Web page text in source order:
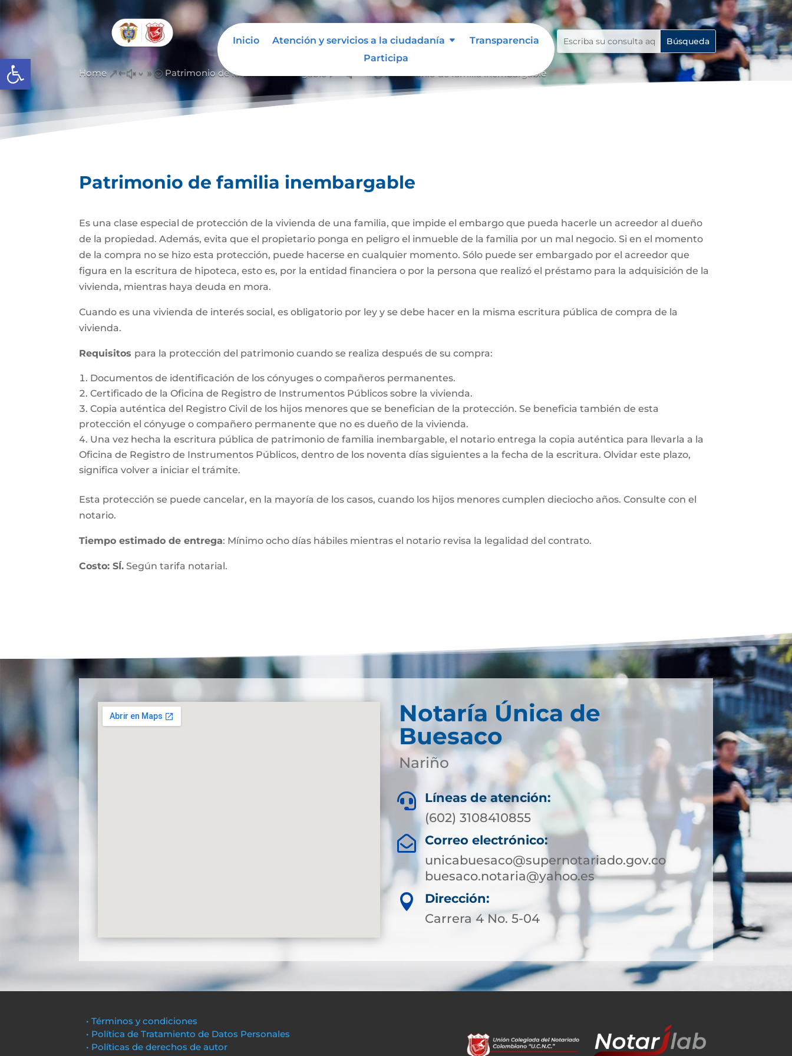
Abrir barra de herramientas
Inicio Atención y servicios a la ciudadanía
Transparencia
Participa
Home &#x39; Patrimonio de familia inembargable Patrimonio de familia inembargable
Patrimonio de familia inembargable
Es una clase especial de protección de la vivienda de una familia, que impide el embargo que pueda hacerle un acreedor al dueño
de la propiedad. Además, evita que el propietario ponga en peligro el inmueble de la familia por un mal negocio. Si en el momento
de la compra no se hizo esta protección, puede hacerse en cualquier momento. Sólo puede ser embargado por el acreedor que
figura en la escritura de hipoteca, esto es, por la entidad financiera o por la persona que realizó el préstamo para la adquisición de la
vivienda, mientras haya deuda en mora.
Cuando es una vivienda de interés social, es obligatorio por ley y se debe hacer en la misma escritura pública de compra de la
vivienda.
Requisitos para la protección del patrimonio cuando se realiza después de su compra:
Documentos de identificación de los cónyuges o compañeros permanentes.
Certificado de la Oficina de Registro de Instrumentos Públicos sobre la vivienda.
Copia auténtica del Registro Civil de los hijos menores que se benefician de la protección. Se beneficia también de esta
protección el cónyuge o compañero permanente que no es dueño de la vivienda.
Una vez hecha la escritura pública de patrimonio de familia inembargable, el notario entrega la copia auténtica para llevarla a la
Oficina de Registro de Instrumentos Públicos, dentro de los noventa días siguientes a la fecha de la escritura. Olvidar este plazo,
significa volver a iniciar el trámite.
Esta protección se puede cancelar, en la mayoría de los casos, cuando los hijos menores cumplen dieciocho años. Consulte con el
notario.
Tiempo estimado de entrega: Mínimo ocho días hábiles mientras el notario revisa la legalidad del contrato.
Costo: SÍ. Según tarifa notarial.
Notaría Única de
Buesaco
Nariño

Líneas de atención:
(602) 3108410855

Correo electrónico:
unicabuesaco@supernotariado.gov.co
buesaco.notaria@yahoo.es

Dirección:
Carrera 4 No. 5-04
• Términos y condiciones
• Política de Tratamiento de Datos Personales
• Políticas de derechos de autor